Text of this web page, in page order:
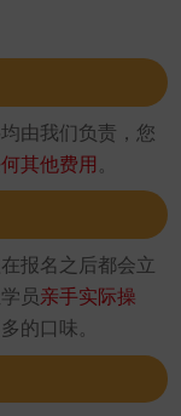
由我们负责，您
其他费用 。
报名之后都会立
员亲手实际操
的口味。